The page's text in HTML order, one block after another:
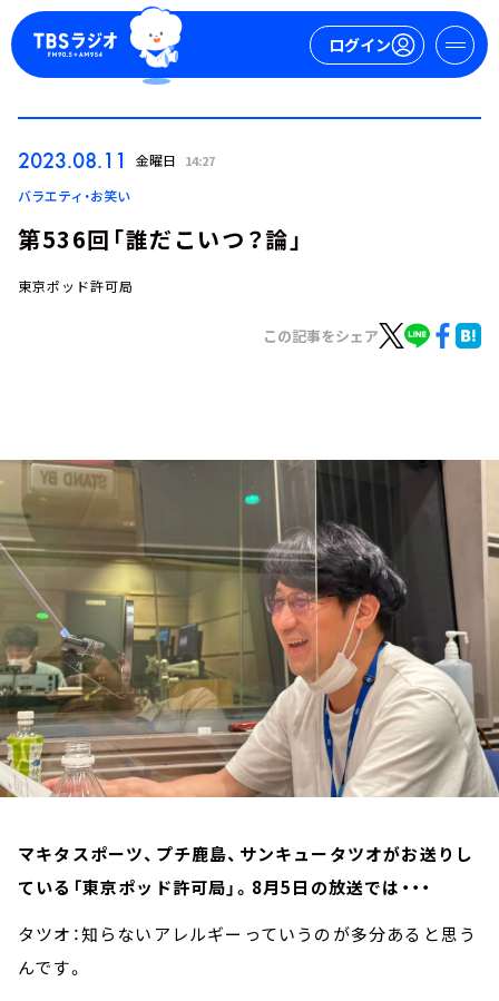
ログイン
ログイン
トピックス
TBS Podcast
イベント・グッズ
YouTube
会社情報
2023.08.11 金曜日 14:27
バラエティ・お笑い
第536回「誰だこいつ？論」
東京ポッド許可局
この記事をシェア
マキタスポーツ、プチ鹿島、サンキュータツオがお送りし
ている「東京ポッド許可局」。8月5日の放送では・・・
タツオ：知らないアレルギーっていうのが多分あると思う
んです。